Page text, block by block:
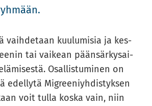
vaih­de­taan kuu­lu­mi­sia ja kes­
tai vai­kean pään­sär­ky­sai­
Osal­lis­tu­mi­nen on
edel­ly­tä Migree­niyh­dis­tyk­sen
voit tulla koska vain, niin